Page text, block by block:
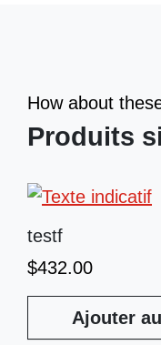
How about
Produits
testf
$432.00
Ajouter